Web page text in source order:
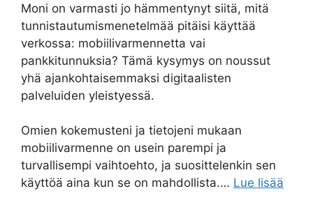
Moni on varmasti jo hämmentynyt siitä, mitä
tunnistautumismenetelmää pitäisi käyttää
verkossa: mobiilivarmennetta vai
pankkitunnuksia? Tämä kysymys on noussut
yhä ajankohtaisemmaksi digitaalisten
palveluiden yleistyessä.
Omien kokemusteni ja tietojeni mukaan
mobiilivarmenne on usein parempi ja
turvallisempi vaihtoehto, ja suosittelenkin sen
käyttöä aina kun se on mahdollista.… Lue lisää